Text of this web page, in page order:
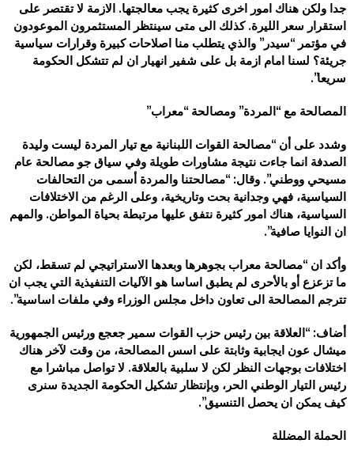
جدا ولكن هناك امور اخرى كثيرة يجب معالجتها. الازمة لا تقتصر على
استقرار سعر الليرة. كذلك الى متى سينتظر المستثمرون الموعودون
في مؤتمر “سيدر” والذي يتطلب منا اصلاحات كبيرة وقرارات سياسية
جريئة؟ لسنا امام ازمة بل على شفير انهيار ان لم تتشكل الحكومة
سريعا”.
المصالحة مع “المردة” ومصالحة “معراب”
وشدد على أن “مصالحة القوات اللبنانية مع تيار المردة ليست وليدة
الصدفة انما جاءت نتيجة مشاورات طويلة وفي سياق جو مصالحة عام
مسيحي ووطني”. وقال: “مصالحتنا والمردة أسمى من التحالفات
السياسية، فهي وجدانية بحت وتاريخية، وعلى الرغم من الاختلافات
السياسية، هناك امور كثيرة نتفق عليها مرتبطة بحياة المواطن. والمهم
ان النوايا صافية”.
وأكد ان “مصالحة معراب بجوهرها وبعدها الاستراتيجي لم تسقط، لكن
ما تزعزع أو بالأحرى لم يطبق اساسا هو الآليات التنفيذية التي يجب ان
تترجم المصالحة الى تعاون داخل مجلس الوزراء وفي ملفات اساسية”.
أضاف: “العلاقة بين رئيس حزب القوات سمير جعجع ورئيس الجمهورية
ميشال عون ايجابية وثابتة على اسس المصالحة، من وقت لآخر هناك
اختلافات بوجهات النظر لكن لا سلبية بالعلاقة. لا تواصل مباشرا مع
رئيس التيار الوطني الحر، وبإنتظار تشكيل الحكومة الجديدة سنرى
كيف يمكن ان يحصل التنسيق”.
الحملة المضللة